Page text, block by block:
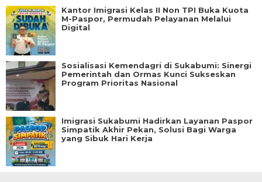
Kantor Imigrasi Kelas II Non TPI Buka Kuota
M-Paspor, Permudah Pelayanan Melalui
Digital
Sosialisasi Kemendagri di Sukabumi: Sinergi
Pemerintah dan Ormas Kunci Sukseskan
Program Prioritas Nasional
Imigrasi Sukabumi Hadirkan Layanan Paspor
Simpatik Akhir Pekan, Solusi Bagi Warga
yang Sibuk Hari Kerja